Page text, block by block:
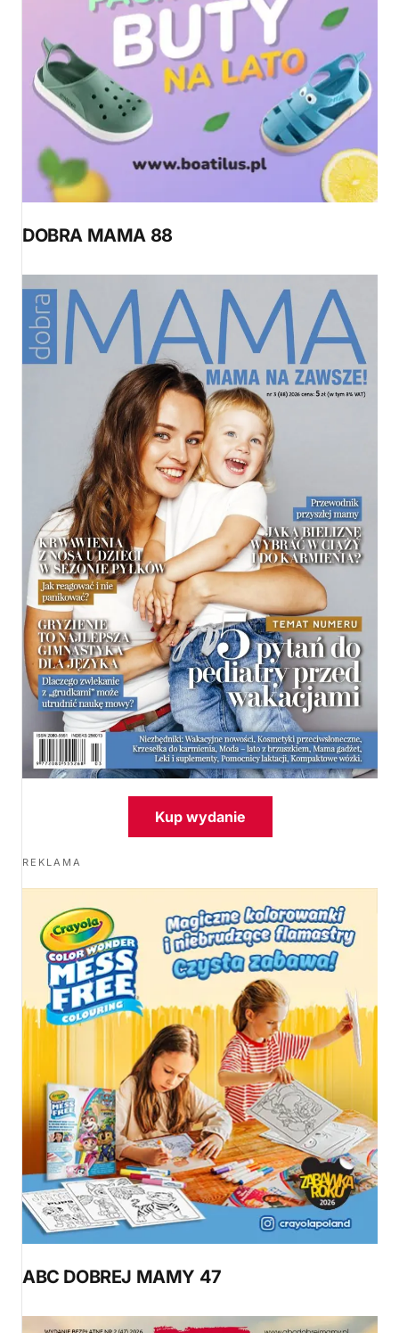
DOBRA MAMA 88
Kup wydanie
REKLAMA
ABC DOBREJ MAMY 47